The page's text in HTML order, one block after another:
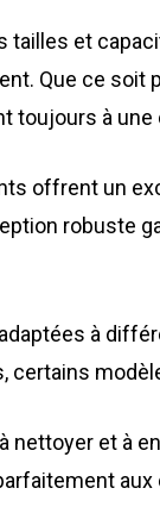
et
Que ce
toujours à une
offrent un
robuste
à
certains
et à